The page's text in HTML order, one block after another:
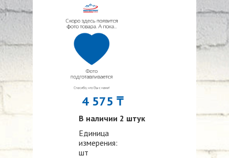
4 575 ₸
В наличии 2 штук
Единица
измерения:
шт